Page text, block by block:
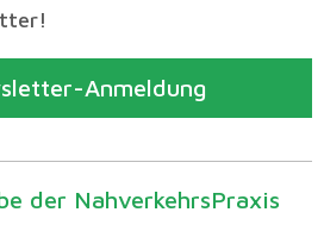
Anmeldung
der NahverkehrsPraxis